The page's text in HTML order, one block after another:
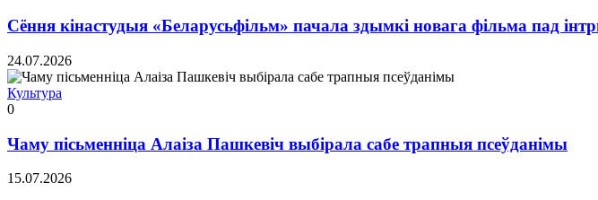
Сёння кінастудыя «Беларусьфільм» пачала здымкі новага фільма пад
24.07.2026
Культура
0
Чаму пісьменніца Алаіза Пашкевіч выбірала сабе трапныя псеўданімы
15.07.2026